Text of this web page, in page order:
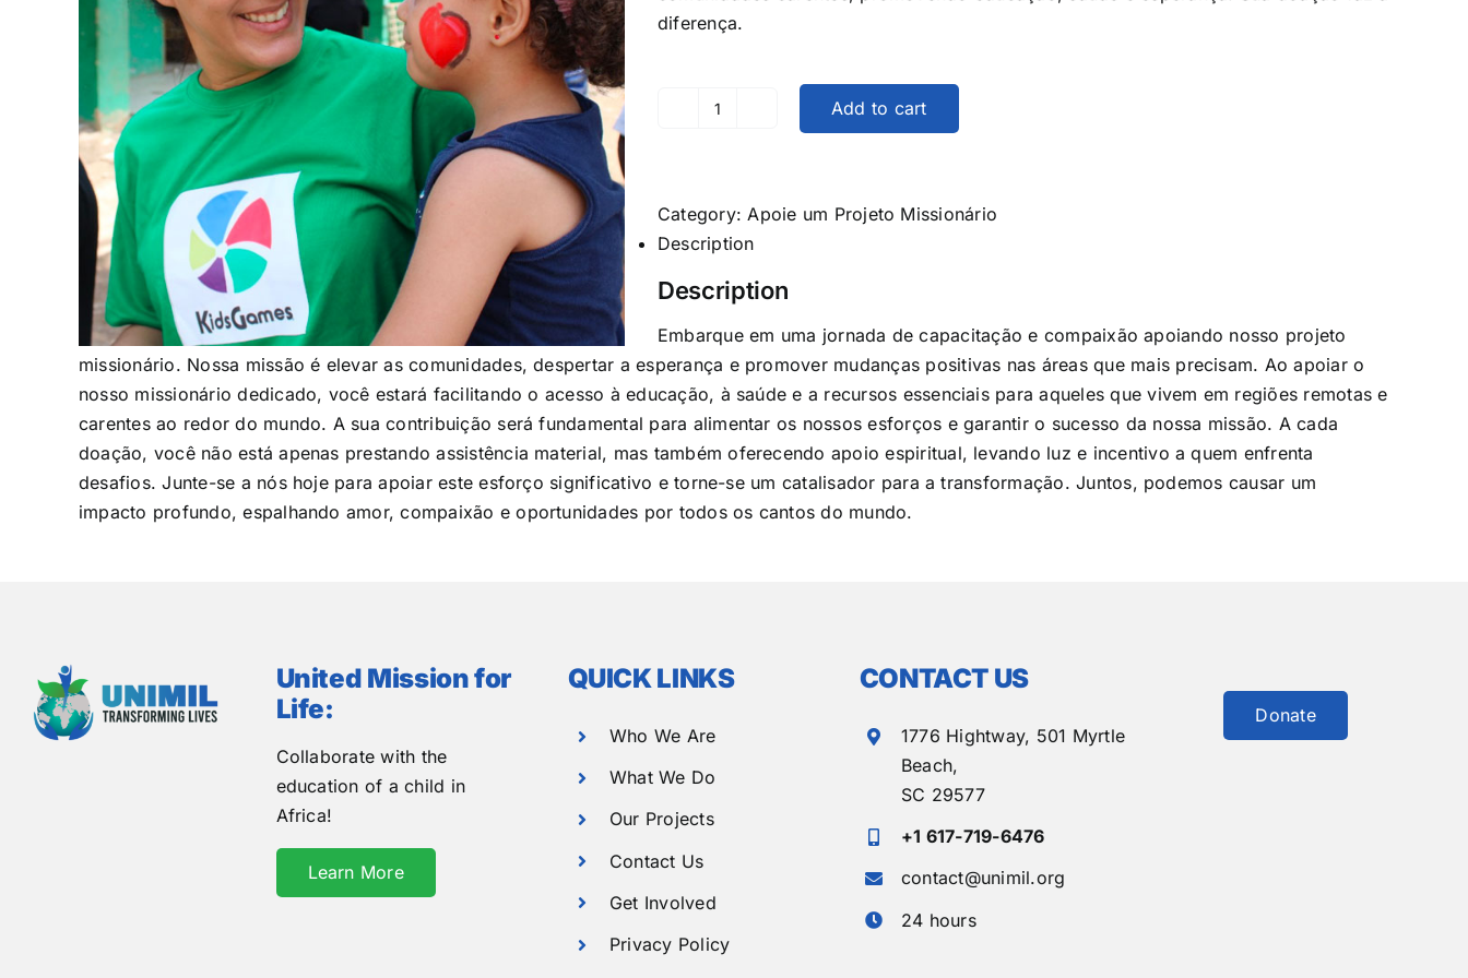
diferença.
Apoie
Missionário
quantity
Add to cart
Category:Apoie um Projeto Missionário
Description
Description
Embarque em uma jornada de capacitação e compaixão apoiando nosso projeto
missionário. Nossa missão é elevar as comunidades, despertar a esperança e promover mudanças positivas nas áreas que mais precisam. Ao apoiar o
nosso missionário dedicado, você estará facilitando o acesso à educação, à saúde e a recursos essenciais para aqueles que vivem em regiões remotas e
carentes ao redor do mundo. A sua contribuição será fundamental para alimentar os nossos esforços e garantir o sucesso da nossa missão. A cada
doação, você não está apenas prestando assistência material, mas também oferecendo apoio espiritual, levando luz e incentivo a quem enfrenta
desafios. Junte-se a nós hoje para apoiar este esforço significativo e torne-se um catalisador para a transformação. Juntos, podemos causar um
impacto profundo, espalhando amor, compaixão e oportunidades por todos os cantos do mundo.
United Mission for
Life:
Collaborate with the
education of a child in
Africa!
Learn More
QUICK LINKS
Who We Are
What We Do
Our Projects
Contact Us
Get Involved
Privacy Policy
CONTACT US
1776 Hightway, 501 Myrtle
Beach,
SC 29577
+1 617-719-6476
contact@unimil.org
24 hours
Donate